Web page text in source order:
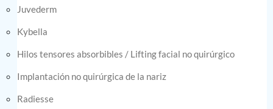
Juvederm
Kybella
Hilos tensores absorbibles / Lifting facial no quirúrgico
Implantación no quirúrgica de la nariz
Radiesse